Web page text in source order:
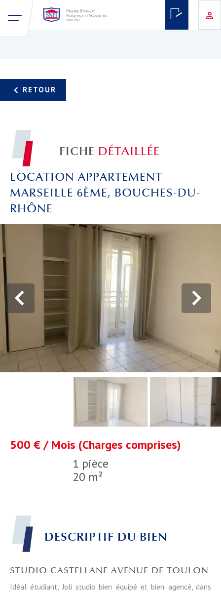
FICHE DÉTAILLÉE
LOCATION APPARTEMENT -
MARSEILLE 6ÈME, BOUCHES-DU-
RHÔNE
1 pièce
20 m²
500 € / Mois (Charges comprises)
DESCRIPTIF DU BIEN
STUDIO CASTELLANE AVENUE DE TOULON
Idéal étudiant, Joli studio bien équipé et bien agencé, dans